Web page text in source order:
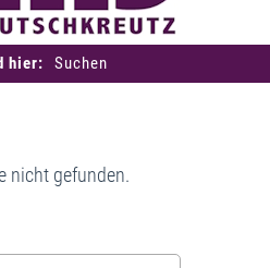
hier: Suchen
nicht gefunden.